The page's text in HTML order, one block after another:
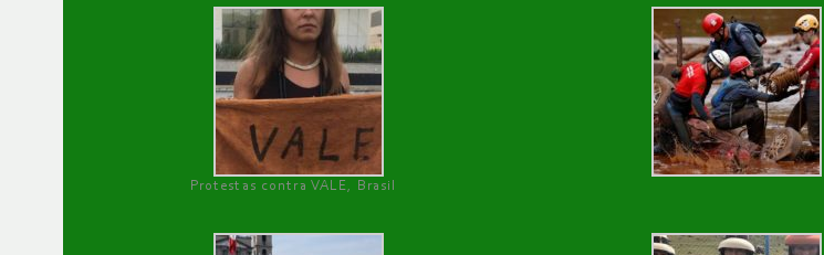
Protestas contra VALE, Brasil